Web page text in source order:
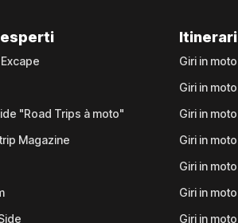
"Road Trips à moto"
Magazine
Giri in
Giri in
Giri in
Giri in
Giri in
Giri in
Giri in